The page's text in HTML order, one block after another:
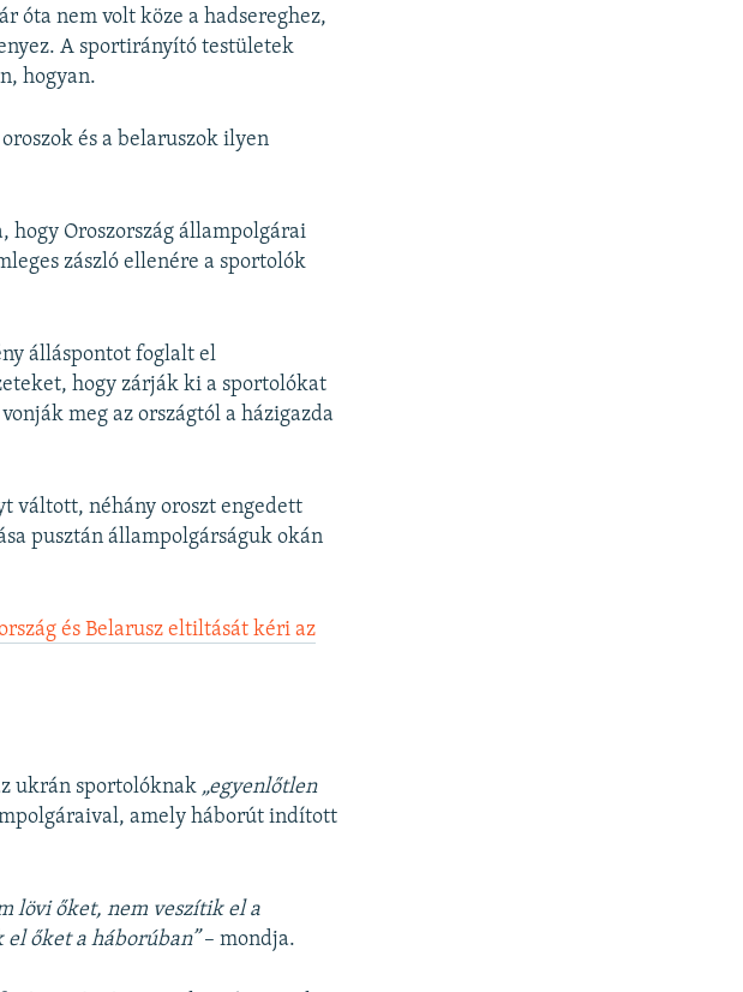
óta nem volt köze a hadsereghez,
A sportirányító testületek
hogyan.
és a belaruszok ilyen
hogy Oroszország állampolgárai
zászló ellenére a sportolók
álláspontot foglalt el
hogy zárják ki a sportolókat
meg az országtól a házigazda
váltott, néhány oroszt engedett
pusztán állampolgárságuk okán
és Belarusz eltiltását kéri az
ukrán sportolóknak „egyenlőtlen
amely háborút indított
lövi őket, nem veszítik el a
őket a háborúban” – mondja.